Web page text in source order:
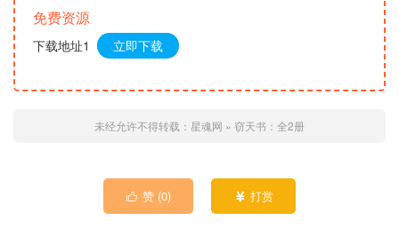
免费资源
下载地址1 立即下载
未经允许不得转载： 星魂网 » 窃天书：全2册
 赞 (0)  打赏